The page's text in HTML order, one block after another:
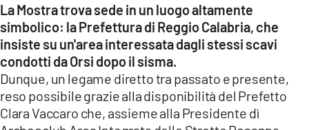
La Mostra trova sede in un luogo altamente
simbolico: la Prefettura di Reggio Calabria, che
insiste su un'area interessata dagli stessi scavi
condotti da Orsi dopo il sisma.
Dunque, un legame diretto tra passato e presente,
reso possibile grazie alla disponibilità del Prefetto
Clara Vaccaro che, assieme alla Presidente dì